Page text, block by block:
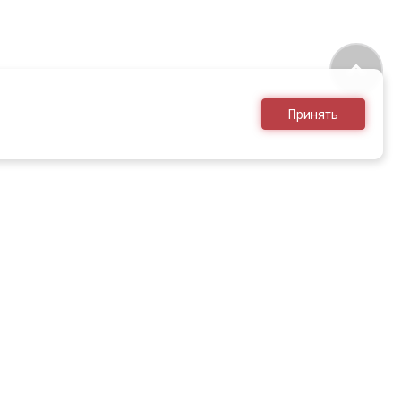
Принять